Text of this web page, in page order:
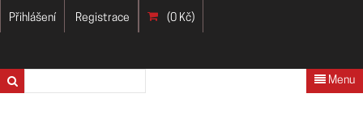
Přihlášení Registrace (0 Kč)
Menu